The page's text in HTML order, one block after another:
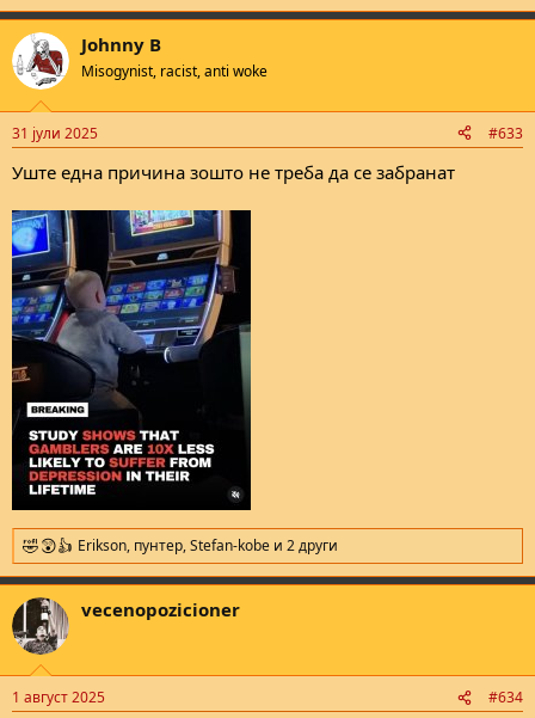
Johnny B
Misogynist, racist, anti woke
31 јули 2025 #633
Уште една причина зошто не треба да се забранат
R
e
a
c
t
i
s
Erikson, пунтер,Stefan-kobe и 2 други
vecenopozicioner
1 август 2025 #634